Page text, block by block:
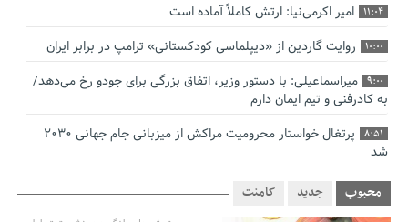
11:04 امیر اکرمی‌نیا: ارتش کاملاً آماده است
10:00 روایت گاردین از «دیپلماسی کودکستانی» ترامپ در برابر ایران
9:00
میراسماعیلی: با دستور وزیر، اتفاق بزرگی برای جودو رخ می‌دهد/
به کادرفنی و تیم ایمان دارم
8:51
پرتغال خواستار محرومیت مراکش از میزبانی جام جهانی ۲۰۳۰
شد
فریدون جیرانی: اکبر عبدی حیف شدمحبوب جدید کامنت